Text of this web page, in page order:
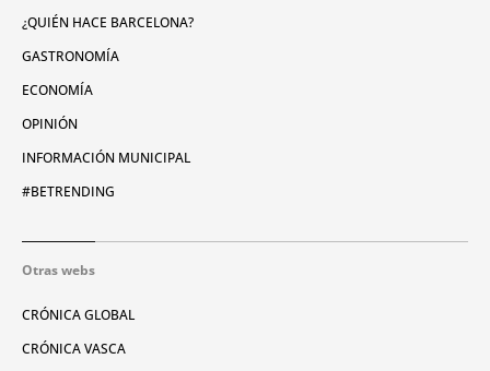
¿QUIÉN HACE BARCELONA?
GASTRONOMÍA
ECONOMÍA
OPINIÓN
INFORMACIÓN MUNICIPAL
#BETRENDING
Otras webs
CRÓNICA GLOBAL
CRÓNICA VASCA